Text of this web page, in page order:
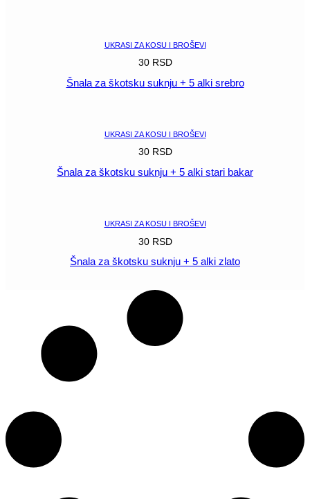
UKRASI ZA KOSU I BROŠEVI
30 RSD
Šnala za škotsku suknju + 5 alki srebro
UKRASI ZA KOSU I BROŠEVI
30 RSD
Šnala za škotsku suknju + 5 alki stari bakar
UKRASI ZA KOSU I BROŠEVI
30 RSD
Šnala za škotsku suknju + 5 alki zlato